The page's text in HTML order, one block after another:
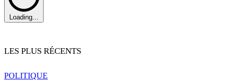
Loading...
LES PLUS RÉCENTS
POLITIQUE